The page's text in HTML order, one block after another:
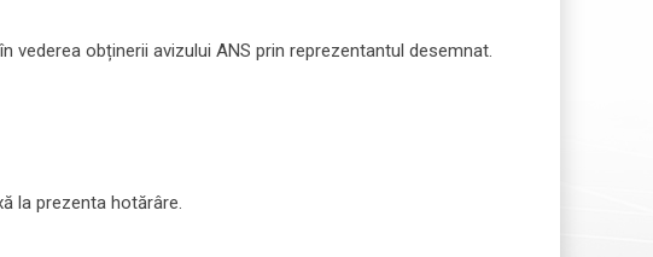
obținerii avizului ANS prin reprezentantul desemnat.
la prezenta hotărâre.